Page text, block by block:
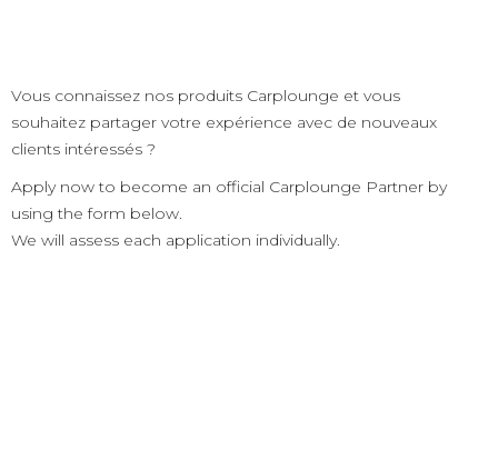
Vous connaissez nos produits Carplounge et vous
souhaitez partager votre expérience avec de nouveaux
clients intéressés ?
Apply now to become an official Carplounge Partner by
using the form below.
We will assess each application individually.